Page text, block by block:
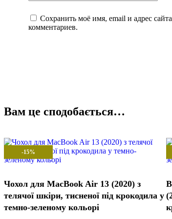
Сохранить моё имя, email и адрес
комментариев.
Вам це сподобається…
-15%
Чохол для MacBook Air 13 (2020) з
телячої шкіри, тисненої під крокодила у
темно-зеленому кольорі